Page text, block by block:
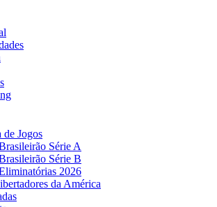
de Jogos
Série A
Série B
2026
da América